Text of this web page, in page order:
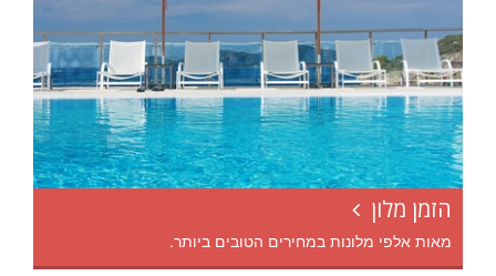
הזמן מלון
מאות אלפי מלונות במחירים הטובים ביותר.